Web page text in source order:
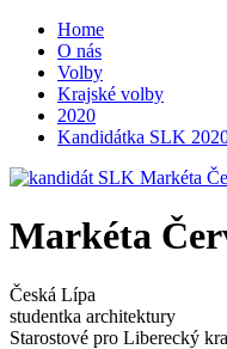
Home
O nás
Volby
Krajské volby
2020
Kandidátka SLK
Markéta
Česká Lípa
studentka architektury
Starostové pro Liberecký